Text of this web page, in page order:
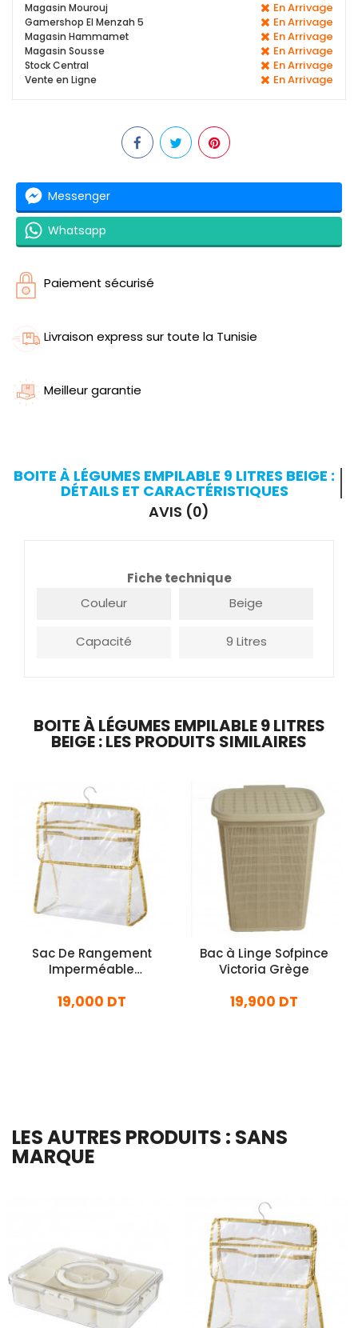
Magasin Mourouj En Arrivage
Gamershop El Menzah 5 En Arrivage
Magasin Hammamet En Arrivage
Magasin Sousse En Arrivage
Stock Central En Arrivage
Vente en Ligne En Arrivage
Messenger
Whatsapp
Paiement sécurisé
Livraison express sur toute la Tunisie
Meilleur garantie
BOITE À LÉGUMES EMPILABLE 9 LITRES BEIGE :
DÉTAILS ET CARACTÉRISTIQUES
AVIS (0)
Fiche technique
Couleur
Beige
Capacité 9 Litres
BOITE À LÉGUMES EMPILABLE 9 LITRES
BEIGE : LES PRODUITS SIMILAIRES
Sac De Rangement
Imperméable
19,000 DT
Bac à Linge Sofpince
Victoria Grège
19,900 DT
LES AUTRES PRODUITS : SANS
MARQUE